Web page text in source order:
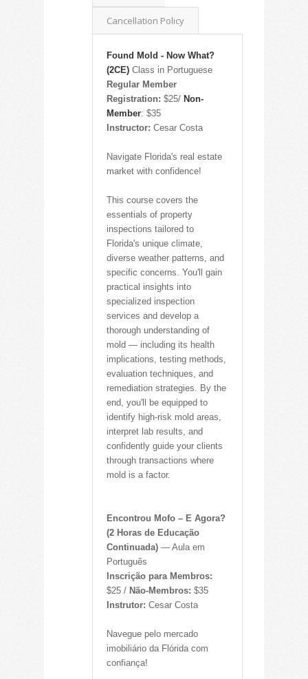
Cancellation Policy
Found Mold - Now What?
(2CE) Class in Portuguese
Regular Member
Registration: $25/ Non-
Member: $35
Instructor: Cesar Costa
Navigate Florida's real estate
market with confidence!
This course covers the
essentials of property
inspections tailored to
Florida's unique climate,
diverse weather patterns, and
specific concerns. You'll gain
practical insights into
specialized inspection
services and develop a
thorough understanding of
mold — including its health
implications, testing methods,
evaluation techniques, and
remediation strategies. By the
end, you'll be equipped to
identify high-risk mold areas,
interpret lab results, and
confidently guide your clients
through transactions where
mold is a factor.
Encontrou Mofo – E Agora?
(2 Horas de Educação
Continuada) — Aula em
Português
Inscrição para Membros:
$25 / Não-Membros: $35
Instrutor: Cesar Costa
Navegue pelo mercado
imobiliário da Flórida com
confiança!